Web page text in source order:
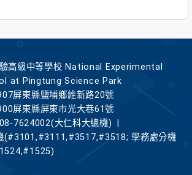
高級中等學校 National Experimental
at Pingtung Science Park
屏東縣鹽埔鄉維新路20號
屏東縣屏東市光大巷61號
08-7624002(大仁科大總機)
(#3101,#3111,#3517,#3518; 學務處分機